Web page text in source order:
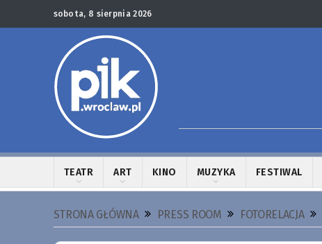
sobota, 8 sierpnia 2026
TEATR ART KINO MUZYKA FESTIWAL
STRONA GŁÓWNA PRESS ROOM FOTORELACJA